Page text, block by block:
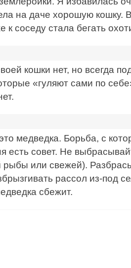
на даче хорошую кошку.
к соседу стала бегать
кошки нет, но всегда
«гуляют сами по
медведка. Борьба, с
есть совет. Не
или свежей).
рассол из-под
сбежит.